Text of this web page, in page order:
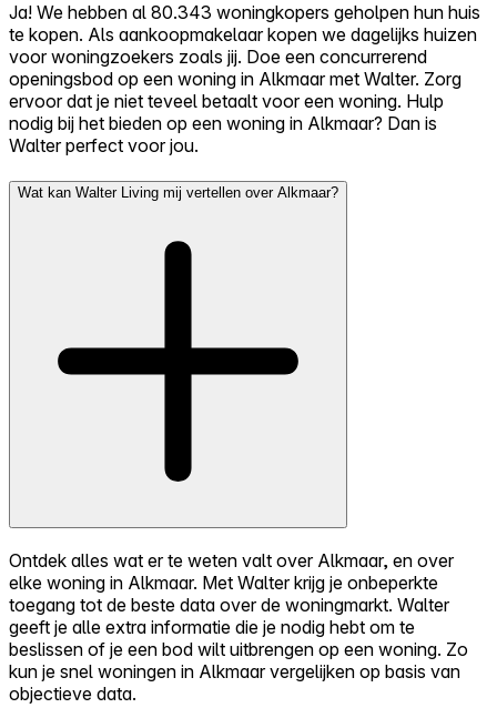
Ja! We hebben al 80.343 woningkopers geholpen hun huis
te kopen. Als aankoopmakelaar kopen we dagelijks huizen
voor woningzoekers zoals jij. Doe een concurrerend
openingsbod op een woning in Alkmaar met Walter. Zorg
ervoor dat je niet teveel betaalt voor een woning. Hulp
nodig bij het bieden op een woning in Alkmaar? Dan is
Walter perfect voor jou.
Wat kan Walter Living mij vertellen over Alkmaar?
Ontdek alles wat er te weten valt over Alkmaar, en over
elke woning in Alkmaar. Met Walter krijg je onbeperkte
toegang tot de beste data over de woningmarkt. Walter
geeft je alle extra informatie die je nodig hebt om te
beslissen of je een bod wilt uitbrengen op een woning. Zo
kun je snel woningen in Alkmaar vergelijken op basis van
objectieve data.